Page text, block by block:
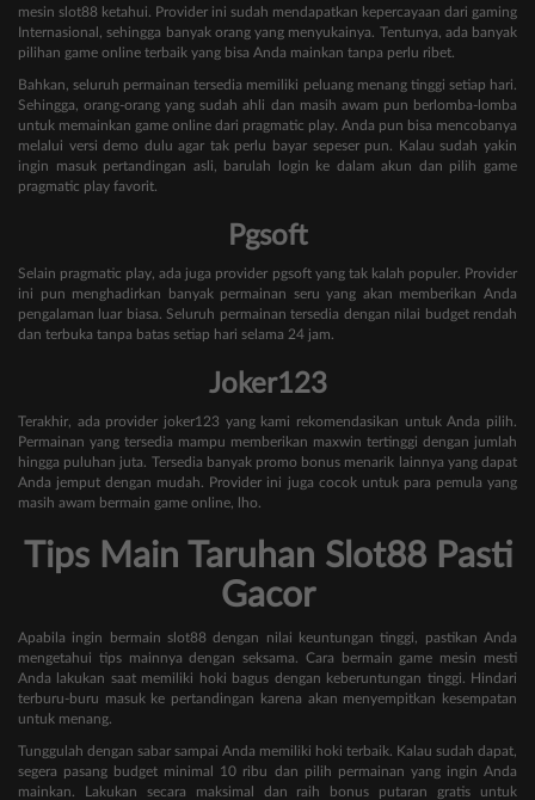
mesin slot88 ketahui. Provider ini sudah mendapatkan kepercayaan dari gaming
Internasional, sehingga banyak orang yang menyukainya. Tentunya, ada banyak
pilihan game online terbaik yang bisa Anda mainkan tanpa perlu ribet.
Bahkan, seluruh permainan tersedia memiliki peluang menang tinggi setiap hari.
Sehingga, orang-orang yang sudah ahli dan masih awam pun berlomba-lomba
untuk memainkan game online dari pragmatic play. Anda pun bisa mencobanya
melalui versi demo dulu agar tak perlu bayar sepeser pun. Kalau sudah yakin
ingin masuk pertandingan asli, barulah login ke dalam akun dan pilih game
pragmatic play favorit.
Pgsoft
Selain pragmatic play, ada juga provider pgsoft yang tak kalah populer. Provider
ini pun menghadirkan banyak permainan seru yang akan memberikan Anda
pengalaman luar biasa. Seluruh permainan tersedia dengan nilai budget rendah
dan terbuka tanpa batas setiap hari selama 24 jam.
Joker123
Terakhir, ada provider joker123 yang kami rekomendasikan untuk Anda pilih.
Permainan yang tersedia mampu memberikan maxwin tertinggi dengan jumlah
hingga puluhan juta. Tersedia banyak promo bonus menarik lainnya yang dapat
Anda jemput dengan mudah. Provider ini juga cocok untuk para pemula yang
masih awam bermain game online, lho.
Tips Main Taruhan Slot88 Pasti
Gacor
Apabila ingin bermain slot88 dengan nilai keuntungan tinggi, pastikan Anda
mengetahui tips mainnya dengan seksama. Cara bermain game mesin mesti
Anda lakukan saat memiliki hoki bagus dengan keberuntungan tinggi. Hindari
terburu-buru masuk ke pertandingan karena akan menyempitkan kesempatan
untuk menang.
Tunggulah dengan sabar sampai Anda memiliki hoki terbaik. Kalau sudah dapat,
segera pasang budget minimal 10 ribu dan pilih permainan yang ingin Anda
mainkan. Lakukan secara maksimal dan raih bonus putaran gratis untuk